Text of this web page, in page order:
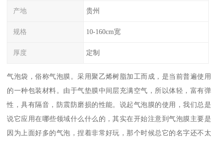
产地 贵州
规格 10-160cm宽
厚度 定制
气泡袋，俗称气泡膜。采用聚乙烯树脂加工而成，是当前普遍使用
的一种包装材料。由于气垫膜中间层充满空气，所以体轻，富有弹
性，具有隔音，防震防磨损的性能。说起气泡膜的使用，我们总是
说它应用在哪些领域什么什么的，其实在开始注意到气泡膜主要是
因为上面好多的气泡，捏着非常好玩，那个时候总它的名字还不太